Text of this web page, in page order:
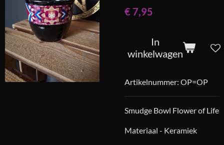
€ 7,95
In
winkelwagen
Artikelnummer: OP=OP
Smudge Bowl Flower of Life
Materiaal - Keramiek